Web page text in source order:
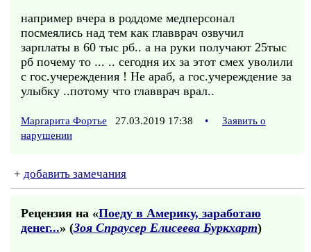
например вчера в роддоме медперсонал
посмеялись над тем как главврач озвучил
зарплаты в 60 тыс рб.. а на руки получают 25тыс
рб почему то ... .. сегодня их за этот смех уволили
с гос.учереждения ! Не араб, а гос.учереждение за
улыбку ..потому что главврач врал..
Маргарита Фортье 27.03.2019 17:38 •
Заявить о
нарушении
+ добавить замечания
Рецензия на «Поеду в Aмерику, заработаю
денег...» (Зоя Спраусер Елисеева Буркхарт)